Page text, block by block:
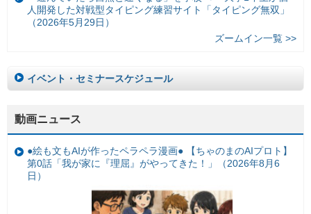
人開発した対戦型タイピング練習サイト「タイピング無双」
（2026年5月29日）
ズームイン一覧 >>
イベント・セミナースケジュール
動画ニュース
●絵も文もAIが作ったペラペラ漫画● 【ちゃのまのAIプロト】
第0話「我が家に『理屈』がやってきた！」（2026年8月6
日）